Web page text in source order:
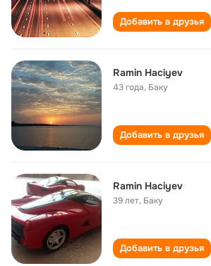
Добавить в друзья
Ramin Haciyev
43 года, Баку
Добавить в друзья
Ramin Haciyev
39 лет, Баку
Добавить в друзья